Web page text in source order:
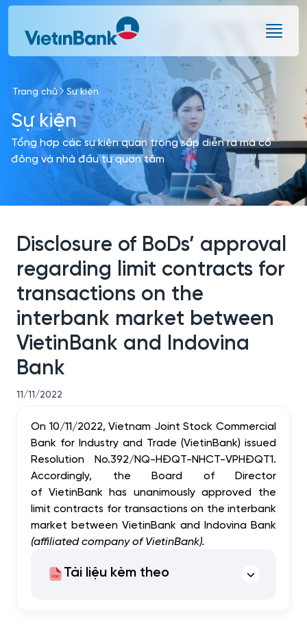
Skip to Main Content
Trang chủ Sự kiện
Sự kiện
Tổng hợp các sự kiện quan trọng sắp diễn ra mà cổ
đông và nhà đầu tư quan tâm
Disclosure of BoDs’ approval
regarding limit contracts for
transactions on the
interbank market between
VietinBank and Indovina
Bank
11/11/2022
On 10/11/2022, Vietnam Joint Stock Commercial
Bank for Industry and Trade (VietinBank) issued
Resolution No.392/NQ-HĐQT-NHCT-VPHĐQT1.
Accordingly, the Board of Director
of VietinBank has unanimously approved the
limit contracts for transactions on the interbank
market between VietinBank and Indovina Bank
(affiliated company of VietinBank).
Tài liệu kèm theo